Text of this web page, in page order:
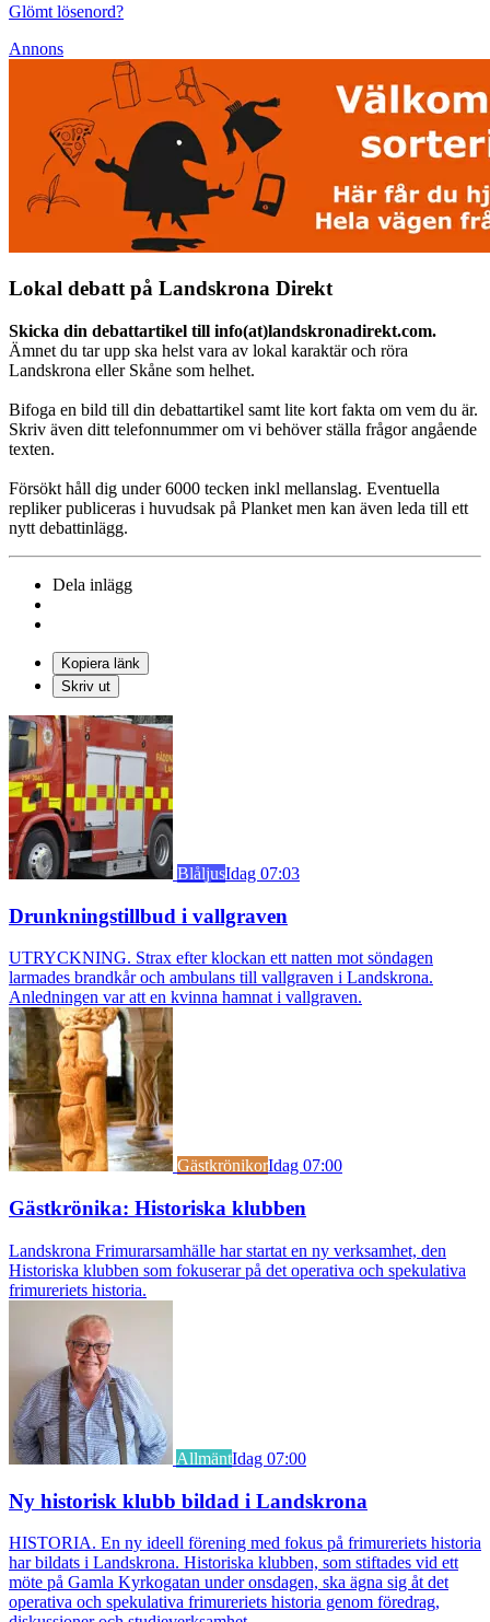
Glömt lösenord?
Annons
Lokal debatt på Landskrona Direkt
Skicka din debattartikel till info(at)landskronadirekt.com.
Ämnet du tar upp ska helst vara av lokal karaktär och röra
Landskrona eller Skåne som helhet.
Bifoga en bild till din debattartikel samt lite kort fakta om vem du är.
Skriv även ditt telefonnummer om vi behöver ställa frågor angående
texten.
Försökt håll dig under 6000 tecken inkl mellanslag. Eventuella
repliker publiceras i huvudsak på Planket men kan även leda till ett
nytt debattinlägg.
Dela inlägg
Kopiera länk
Skriv ut
BlåljusIdag 07:03
Drunkningstillbud i vallgraven
UTRYCKNING. Strax efter klockan ett natten mot söndagen
larmades brandkår och ambulans till vallgraven i Landskrona.
Anledningen var att en kvinna hamnat i vallgraven.
GästkrönikorIdag 07:00
Gästkrönika: Historiska klubben
Landskrona Frimurarsamhälle har startat en ny verksamhet, den
Historiska klubben som fokuserar på det operativa och spekulativa
frimureriets historia.
AllmäntIdag 07:00
Ny historisk klubb bildad i Landskrona
HISTORIA. En ny ideell förening med fokus på frimureriets historia
har bildats i Landskrona. Historiska klubben, som stiftades vid ett
möte på Gamla Kyrkogatan under onsdagen, ska ägna sig åt det
operativa och spekulativa frimureriets historia genom föredrag,